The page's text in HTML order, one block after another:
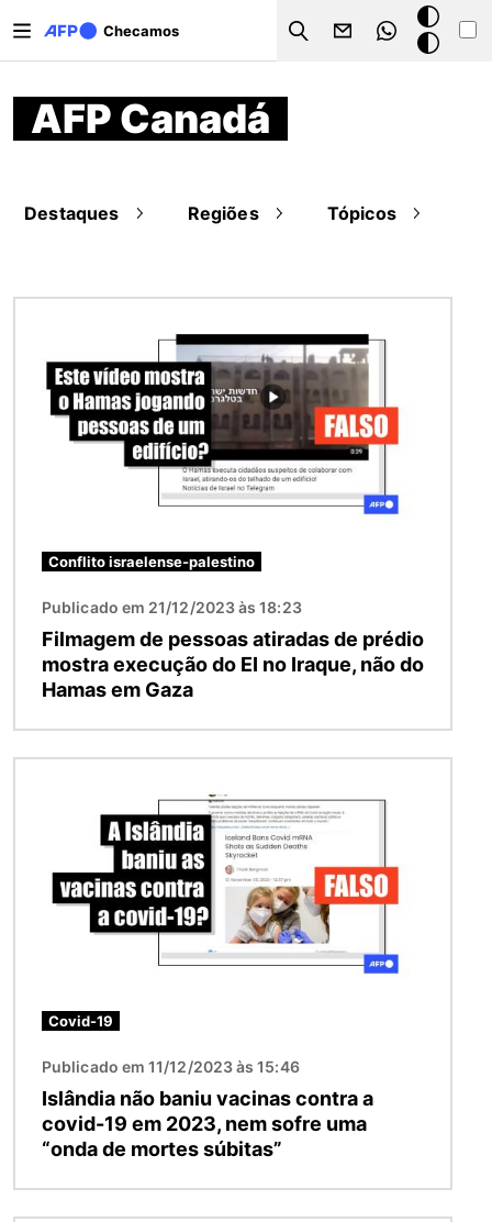
Checamos
Search
Modo
escuro
AFP Canadá
Destaques Regiões Tópicos
Conflito israelense-palestino
Publicado em 21/12/2023 às 18:23
Filmagem de pessoas atiradas de prédio
mostra execução do EI no Iraque, não do
Hamas em Gaza
Covid-19
Publicado em 11/12/2023 às 15:46
Islândia não baniu vacinas contra a
covid-19 em 2023, nem sofre uma
“onda de mortes súbitas”